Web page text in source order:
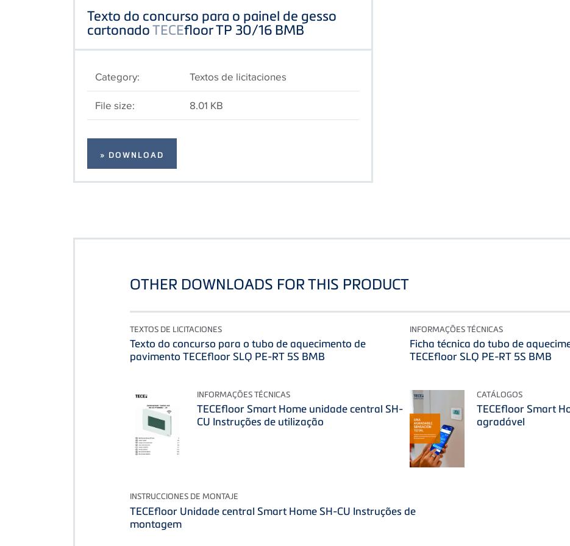
Texto do concurso para o painel de gesso
cartonadoTECEfloor TP 30/16 BMB
Category:
Textos de licitaciones
File size:
8.01 KB
» DOWNLOAD
OTHER DOWNLOADS FOR THIS PRODUCT
TEXTOS DE LICITACIONES
Texto do concurso para o tubo de aquecimento de
pavimento TECEfloor SLQ PE-RT 5S BMB
INFORMAÇÕES TÉCNICAS
Ficha técnica do tubo de
TECEfloor SLQ PE-RT 5S BMB
INFORMAÇÕES TÉCNICAS
TECEfloor Smart Home unidade central SH-
CU Instruções de utilização
CATÁLOGOS
TECEfloor Smart
agradável
INSTRUCCIONES DE MONTAJE
TECEfloor Unidade central Smart Home SH-CU Instruções de
montagem